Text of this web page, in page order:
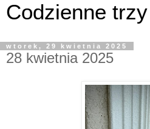
Codzienne
wtorek, 29 kwietnia 2025
28 kwietnia 2025